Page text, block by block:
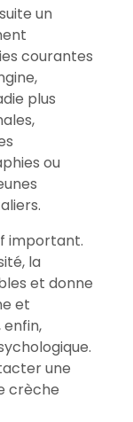
un
courantes
plus
ou
important.
la
et donne
et
une
crèche